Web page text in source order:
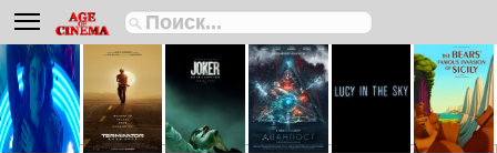
Биографии
Боевики
Вестерны
Военные